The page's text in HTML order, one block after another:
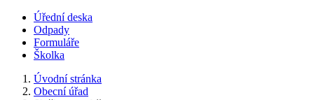
Úřední deska
Odpady
Formuláře
Školka
Úvodní stránka
Obecní úřad